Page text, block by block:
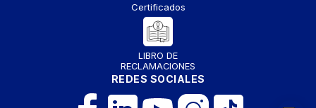
Certificados
LIBRO DE
RECLAMACIONES
REDES SOCIALES